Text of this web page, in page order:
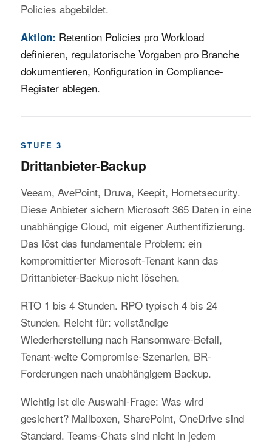
Policies abgebildet.
Aktion: Retention Policies pro Workload
definieren, regulatorische Vorgaben pro Branche
dokumentieren, Konfiguration in Compliance-
Register ablegen.
STUFE 3
Drittanbieter-Backup
Veeam, AvePoint, Druva, Keepit, Hornetsecurity.
Diese Anbieter sichern Microsoft 365 Daten in eine
unabhängige Cloud, mit eigener Authentifizierung.
Das löst das fundamentale Problem: ein
kompromittierter Microsoft-Tenant kann das
Drittanbieter-Backup nicht löschen.
RTO 1 bis 4 Stunden. RPO typisch 4 bis 24
Stunden. Reicht für: vollständige
Wiederherstellung nach Ransomware-Befall,
Tenant-weite Compromise-Szenarien, BR-
Forderungen nach unabhängigem Backup.
Wichtig ist die Auswahl-Frage: Was wird
gesichert? Mailboxen, SharePoint, OneDrive sind
Standard. Teams-Chats sind nicht in jedem